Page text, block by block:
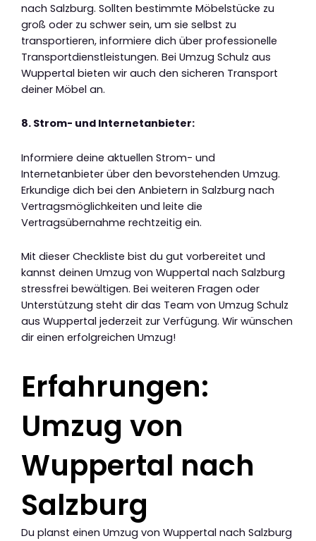
nach Salzburg. Sollten bestimmte Möbelstücke zu
groß oder zu schwer sein, um sie selbst zu
transportieren, informiere dich über professionelle
Transportdienstleistungen. Bei Umzug Schulz aus
Wuppertal bieten wir auch den sicheren Transport
deiner Möbel an.
8. Strom- und Internetanbieter:
Informiere deine aktuellen Strom- und
Internetanbieter über den bevorstehenden Umzug.
Erkundige dich bei den Anbietern in Salzburg nach
Vertragsmöglichkeiten und leite die
Vertragsübernahme rechtzeitig ein.
Mit dieser Checkliste bist du gut vorbereitet und
kannst deinen Umzug von Wuppertal nach Salzburg
stressfrei bewältigen. Bei weiteren Fragen oder
Unterstützung steht dir das Team von Umzug Schulz
aus Wuppertal jederzeit zur Verfügung. Wir wünschen
dir einen erfolgreichen Umzug!
Erfahrungen:
Umzug von
Wuppertal nach
Salzburg
Du planst einen Umzug von Wuppertal nach Salzburg